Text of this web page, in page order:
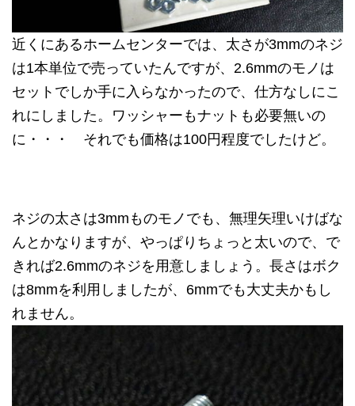
近くにあるホームセンターでは、太さが3mmのネジ
は1本単位で売っていたんですが、2.6mmのモノは
セットでしか手に入らなかったので、仕方なしにこ
れにしました。ワッシャーもナットも必要無いの
に・・・ それでも価格は100円程度でしたけど。
ネジの太さは3mmものモノでも、無理矢理いけばな
んとかなりますが、やっぱりちょっと太いので、で
きれば2.6mmのネジを用意しましょう。長さはボク
は8mmを利用しましたが、6mmでも大丈夫かもし
れません。